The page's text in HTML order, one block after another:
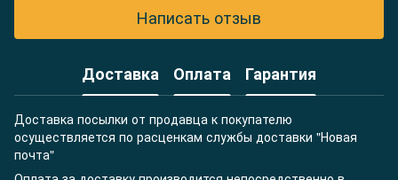
Написать отзыв
Доставка Оплата Гарантия
Доставка посылки от продавца к покупателю
осуществляется по расценкам службы доставки "Новая
почта"